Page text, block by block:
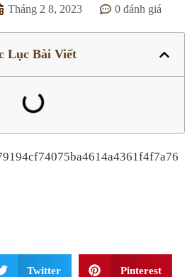
Tháng 2 8, 2023 0 đánh giá
Lục Bài Viết
Twitter Pinterest